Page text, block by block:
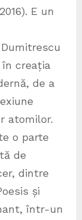
E un
creația
de a
atomilor.
o parte
de
dintre
și
într-un